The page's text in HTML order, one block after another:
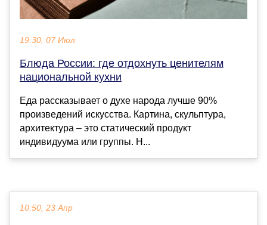
19:30, 07 Июл
Блюда России: где отдохнуть ценителям
национальной кухни
Еда рассказывает о духе народа лучше 90%
произведений искусства. Картина, скульптура,
архитектура – это статический продукт
индивидуума или группы. Н...
10:50, 23 Апр